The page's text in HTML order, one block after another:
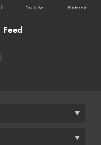
YouTube Pinterest